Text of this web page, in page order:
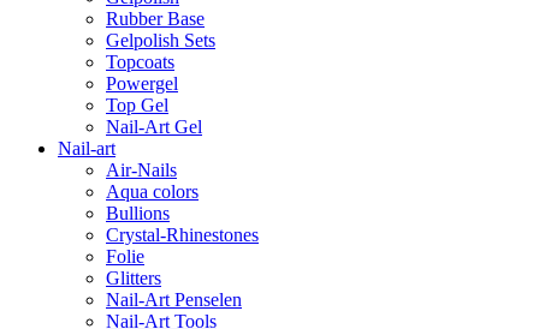
Rubber Base
Gelpolish Sets
Topcoats
Powergel
Top Gel
Nail-Art Gel
Nail-art
Air-Nails
Aqua colors
Bullions
Crystal-Rhinestones
Folie
Glitters
Nail-Art Penselen
Nail-Art Tools